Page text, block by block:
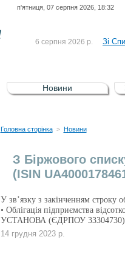
п'ятниця, 07 серпня 2026, 18:32
6 серпня 2026 р. Зі
5 серпня 2026 р.
Зі
UA4000232607)
4 серпня 2026 р.
Новини
Головна сторінка > Новини
З Біржового
(ISIN
У зв’язку з закінченням строку
• Облігація підприємства
УСТАНОВА (ЄДРПОУ 33304730)
14 грудня 2023 р.